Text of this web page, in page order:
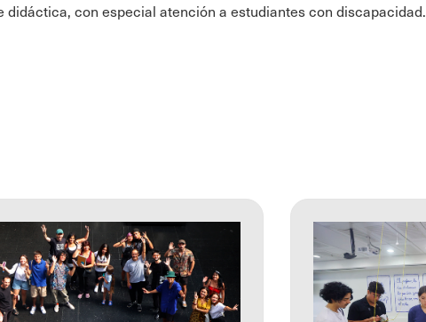
con especial atención a estudiantes con discapacidad.